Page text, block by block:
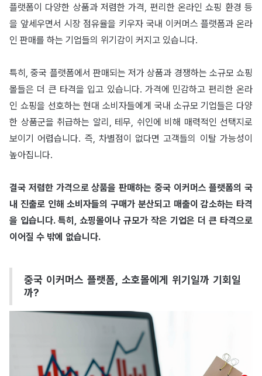
플랫폼이 다양한 상품과 저렴한 가격, 편리한 온라인 쇼핑 환경 등
을 앞세우면서 시장 점유율을 키우자 국내 이커머스 플랫폼과 온라
인 판매를 하는 기업들의 위기감이 커지고 있습니다.
특히, 중국 플랫폼에서 판매되는 저가 상품과 경쟁하는 소규모 쇼핑
몰들은 더 큰 타격을 입고 있습니다. 가격에 민감하고 편리한 온라
인 쇼핑을 선호하는 현대 소비자들에게 국내 소규모 기업들은 다양
한 상품군을 취급하는 알리, 테무, 쉬인에 비해 매력적인 선택지로
보이기 어렵습니다. 즉, 차별점이 없다면 고객들의 이탈 가능성이
높아집니다.
결국 저렴한 가격으로 상품을 판매하는 중국 이커머스 플랫폼의 국
내 진출로 인해 소비자들의 구매가 분산되고 매출이 감소하는 타격
을 입습니다. 특히, 쇼핑몰이나 규모가 작은 기업은 더 큰 타격으로
이어질 수 밖에 없습니다.
중국 이커머스 플랫폼, 소호몰에게 위기일까 기회일
까?